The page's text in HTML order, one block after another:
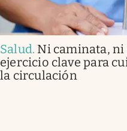
Salud. Ni caminata,
ejercicio clave para
la circulación